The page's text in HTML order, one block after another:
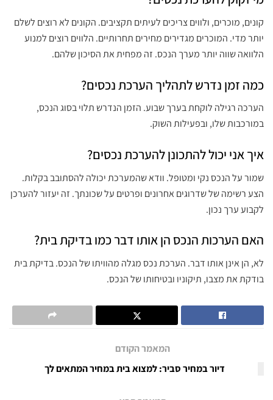
קונים, מוכרים, ולווים צריכים לעיתים תקציבים. הקונים לא רוצים לשלם
יותר מדי. המוכרים מגדירים מחירים תחרותיים. הלווים רוצים למנוע
הלוואה שווה יותר מערך הנכס. זה מפחית את הסיכון שלהם.
כמה זמן נדרש לתהליך הערכת נכסים?
הערכה רגילה לוקחת בערך שבוע. הזמן הנדרש תלוי בסוג הנכס,
במורכבות שלו, ובפעילות השוק.
איך אני יכול להתכונן להערכת נכסים?
שמור על הנכס נקי ומטופל. וודא שהמערכת יכולה להסתובב בקלות.
הצע רשימה של שדרוגים אחרונים ופרטים על שכונתך. זה יעזור להערכן
לקבוע ערך נכון.
האם הערכות הנכס הן אותו דבר כמו בדיקת בית?
לא, הן אינן אותו דבר. הערכת נכס מגלה מהוויתו של הנכס. בדיקת בית
בודקת את מצבו, תיקוניו ובטיחותו של הנכס.
המאמר הקודם
‏דיור במחיר סביר: למצוא בית במחיר המתאים לך